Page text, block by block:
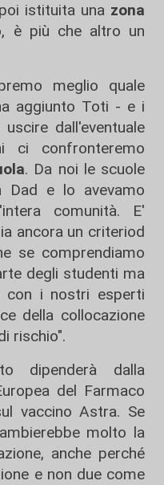
istituita una zona
è più che altro un
meglio quale
aggiunto Toti - e i
dall'eventuale
ci confronteremo
. Da noi le scuole
Dad e lo avevamo
comunità. E'
ancora un criteriod
se comprendiamo
degli studenti ma
con i nostri esperti
della collocazione
rischio".
dipenderà dalla
del Farmaco
vaccino Astra. Se
molto la
anche perché
e non due come